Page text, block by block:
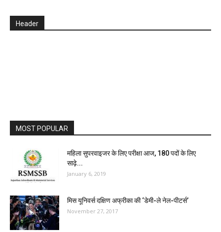
Header
MOST POPULAR
महिला सुपरवाइजर के लिए परीक्षा आज, 180 पदों के लिए
साढ़े...
January 6, 2019
मिस यूनिवर्स दक्षिण अफ्रीका की ‘डेमी-ले नेल-पीटर्स’
November 27, 2017